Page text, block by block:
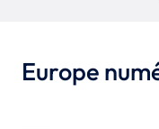
Europe